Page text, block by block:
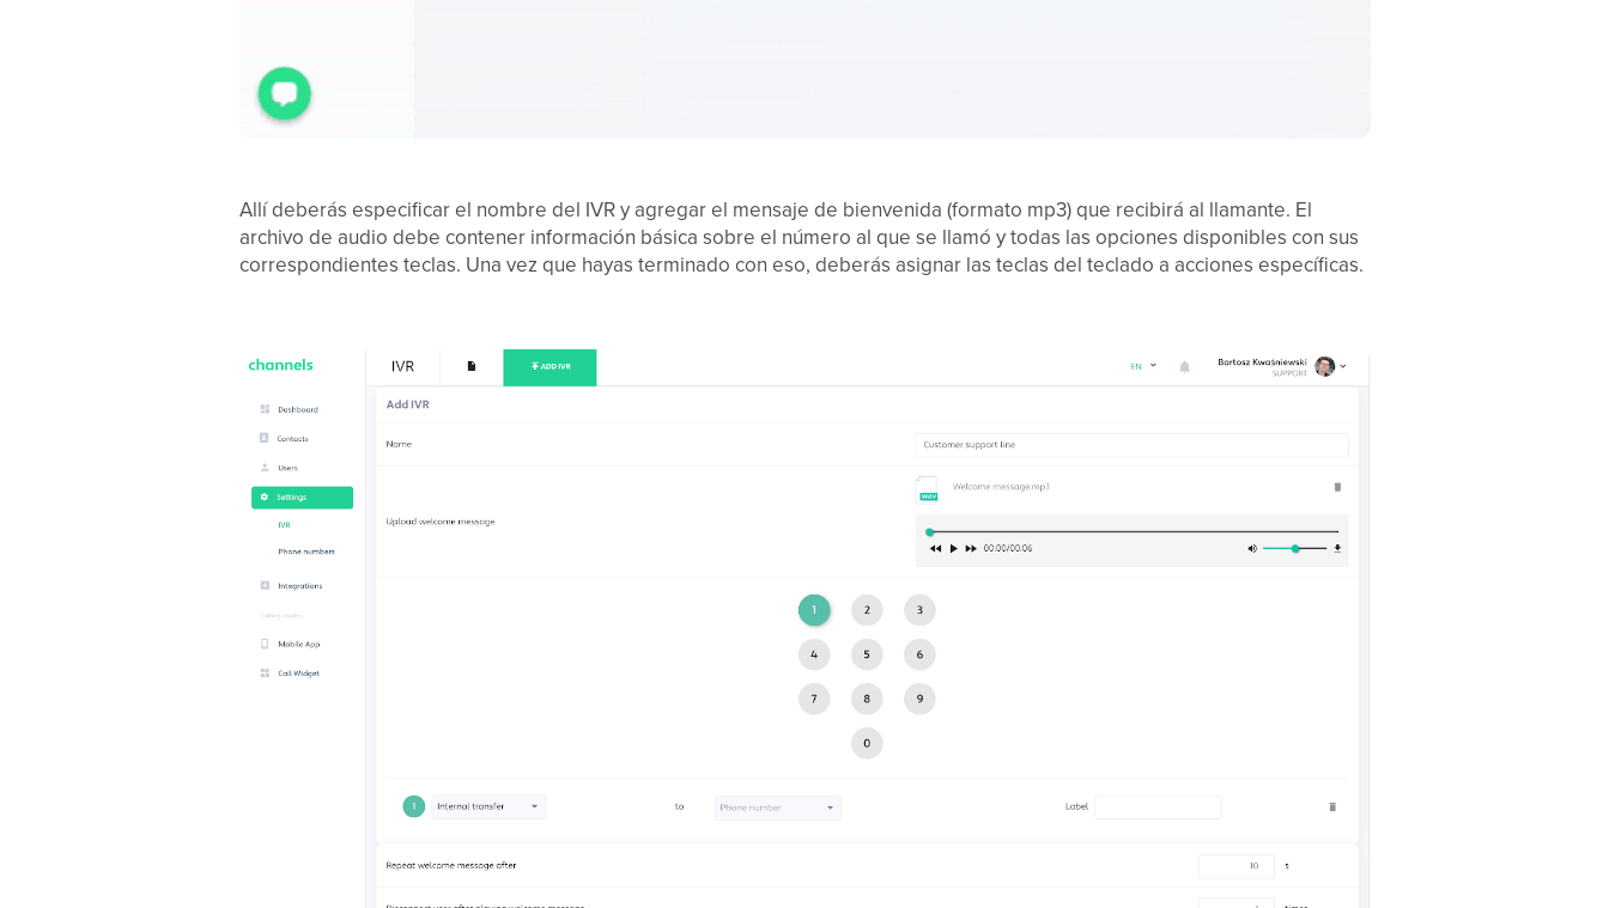
Allí deberás especificar el nombre del IVR y agregar el mensaje de bienvenida (formato mp3) que recibirá al llamante. El
archivo de audio debe contener información básica sobre el número al que se llamó y todas las opciones disponibles con sus
correspondientes teclas. Una vez que hayas terminado con eso, deberás asignar las teclas del teclado a acciones específicas.